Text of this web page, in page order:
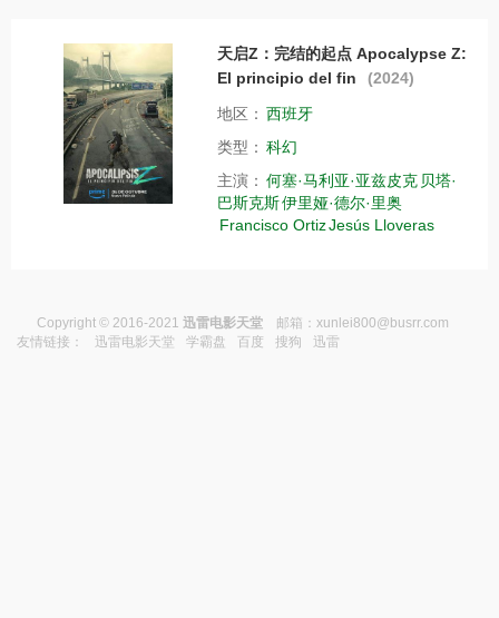
天启Z：完结的起点 Apocalypse Z:
El principio del fin
(2024)
地区： 西班牙
类型： 科幻
主演： 何塞·马利亚·亚兹皮克 贝塔·
巴斯克斯伊里娅·德尔·里奥
Francisco OrtizJesús Lloveras
Copyright © 2016-2021 迅雷电影天堂 邮箱： xunlei800@busrr.com
友情链接：
迅雷电影天堂 学霸盘 百度 搜狗 迅雷